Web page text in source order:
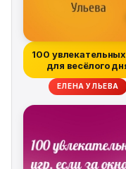
100
для весёлого
рождения
ЕЛЕНА УЛЬЕВА